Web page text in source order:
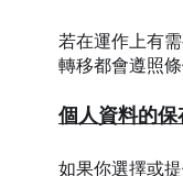
若在運作上有
轉移都會遵照
個人資料的保
如果你選擇或